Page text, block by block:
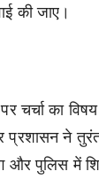
की जाए।
चर्चा का
ने तुरंत
और पुलिस में